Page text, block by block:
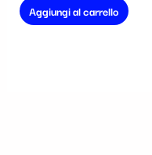
Aggiungi al carrello